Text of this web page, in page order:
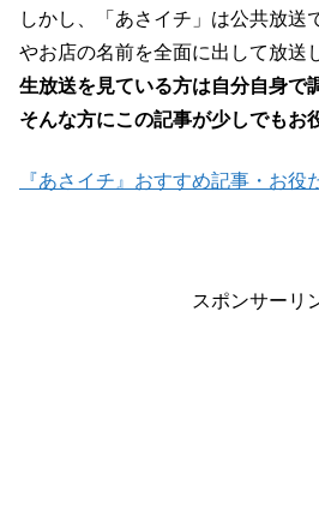
しかし、「あさイチ」は公共放送
やお店の名前を全面に出して放送
生放送を見ている方は自分自身で
そんな方にこの記事が少しでもお
『あさイチ』おすすめ記事・お役
スポンサーリ